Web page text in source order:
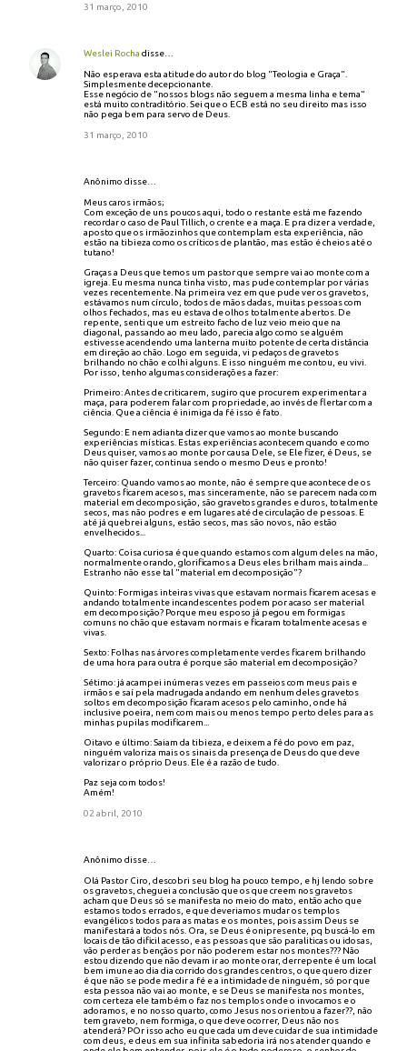
31 março, 2010
Weslei Rocha disse…
Não esperava esta atitude do autor do blog "Teologia e Graça".
Simplesmente decepcionante.
Esse negócio de "nossos blogs não seguem a mesma linha e tema"
está muito contraditório. Sei que o ECB está no seu direito mas isso
não pega bem para servo de Deus.
31 março, 2010
Anônimo disse…
Meus caros irmãos;
Com exceção de uns poucos aqui, todo o restante está me fazendo
recordar o caso de Paul Tillich, o crente e a maça. E pra dizer a verdade,
aposto que os irmãozinhos que contemplam esta experiência, não
estão na tibieza como os críticos de plantão, mas estão é cheios até o
tutano!
Graças a Deus que temos um pastor que sempre vai ao monte com a
igreja. Eu mesma nunca tinha visto, mas pude contemplar por várias
vezes recentemente. Na primeira vez em que pude ver os gravetos,
estávamos num círculo, todos de mãos dadas, muitas pessoas com
olhos fechados, mas eu estava de olhos totalmente abertos. De
repente, senti que um estreito facho de luz veio meio que na
diagonal, passando ao meu lado, parecia algo como se alguém
estivesse acendendo uma lanterna muito potente de certa distância
em direção ao chão. Logo em seguida, vi pedaços de gravetos
brilhando no chão e colhi alguns. E isso ninguém me contou, eu vivi.
Por isso, tenho algumas considerações a fazer:
Primeiro: Antes de criticarem, sugiro que procurem experimentar a
maça, para poderem falar com propriedade, ao invés de flertar com a
ciência. Que a ciência é inimiga da fé isso é fato.
Segundo: E nem adianta dizer que vamos ao monte buscando
experiências místicas. Estas experiências acontecem quando e como
Deus quiser, vamos ao monte por causa Dele, se Ele fizer, é Deus, se
não quiser fazer, continua sendo o mesmo Deus e pronto!
Terceiro: Quando vamos ao monte, não é sempre que acontece de os
gravetos ficarem acesos, mas sinceramente, não se parecem nada com
material em decomposição, são gravetos grandes e duros, totalmente
secos, mas não podres e em lugares até de circulação de pessoas. E
até já quebrei alguns, estão secos, mas são novos, não estão
envelhecidos...
Quarto: Coisa curiosa é que quando estamos com algum deles na mão,
normalmente orando, glorificamos a Deus eles brilham mais ainda...
Estranho não esse tal "material em decomposição"?
Quinto: Formigas inteiras vivas que estavam normais ficarem acesas e
andando totalmente incandescentes podem por acaso ser material
em decomposição? Porque meu esposo já pegou em formigas
comuns no chão que estavam normais e ficaram totalmente acesas e
vivas.
Sexto: Folhas nas árvores completamente verdes ficarem brilhando
de uma hora para outra é porque são material em decomposição?
Sétimo: já acampei inúmeras vezes em passeios com meus pais e
irmãos e saí pela madrugada andando em nenhum deles gravetos
soltos em decomposição ficaram acesos pelo caminho, onde há
inclusive poeira, nem com mais ou menos tempo perto deles para as
minhas pupilas modificarem...
Oitavo e último: Saiam da tibieza, e deixem a fé do povo em paz,
ninguém valoriza mais os sinais da presença de Deus do que deve
valorizar o próprio Deus. Ele é a razão de tudo.
Paz seja com todos!
Amém!
02 abril, 2010
Anônimo disse…
Olá Pastor Ciro, descobri seu blog ha pouco tempo, e hj lendo sobre
os gravetos, cheguei a conclusão que os que creem nos gravetos
acham que Deus só se manifesta no meio do mato, então acho que
estamos todos errados, e que deveriamos mudar os templos
evangélicos todos para as matas e os montes, pois assim Deus se
manifestará a todos nós. Ora, se Deus é onipresente, pq buscá-lo em
locais de tão dificil acesso, e as pessoas que são paraliticas ou idosas,
vão perder as bençãos por não poderem estar nos montes??? Não
estou dizendo que não devam ir ao monte orar, derrepente é um local
bem imune ao dia dia corrido dos grandes centros, o que quero dizer
é que não se pode medir a fé e a intimidade de ninguém, só por que
esta pessoa não vai ao monte, e se Deus se manifesta nos montes,
com certeza ele também o faz nos templos onde o invocamos e o
adoramos, e no nosso quarto, como Jesus nos orientou a fazer??, não
tem graveto, nem formiga, o que deve ocorrer, Deus não nos
atenderá? POr isso acho eu que cada um deve cuidar de sua intimidade
com deus, e deus em sua infinita sabedoria irá nos atender quando e